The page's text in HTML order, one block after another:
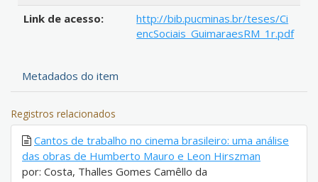
Link de acesso:
http://bib.pucminas.br/teses/Ci
encSociais_GuimaraesRM_1r.pdf
Metadados do item
Registros relacionados
Cantos de trabalho no cinema brasileiro: uma análise
das obras de Humberto Mauro e Leon Hirszman
por: Costa, Thalles Gomes Camêllo da